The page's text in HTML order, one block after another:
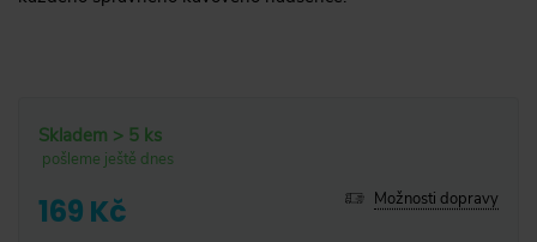
Skladem > 5 ks
pošleme ještě dnes
169 Kč Možnosti dopravy